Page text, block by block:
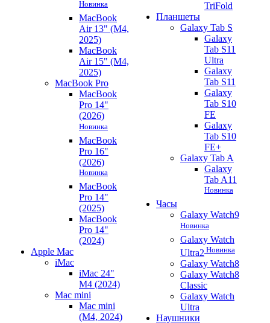
Новинка
MacBook
Air 13" (M4,
2025)
MacBook
Air 15" (M4,
2025)
MacBook Pro
MacBook
Pro 14"
(2026)
Новинка
MacBook
Pro 16"
(2026)
Новинка
MacBook
Pro 14"
(2025)
MacBook
Pro 14"
(2024)
Apple Mac
iMac
iMac 24"
M4 (2024)
Mac mini
Mac mini
(M4, 2024)
TriFold
Планшеты
Galaxy Tab S
Galaxy
Tab S11
Ultra
Galaxy
Tab S11
Galaxy
Tab S10
FE
Galaxy
Tab S10
FE+
Galaxy Tab A
Galaxy
Tab A11
Новинка
Часы
Galaxy Watch9
Новинка
Galaxy Watch
Ultra2 Новинка
Galaxy Watch8
Galaxy Watch8
Classic
Galaxy Watch
Ultra
Наушники